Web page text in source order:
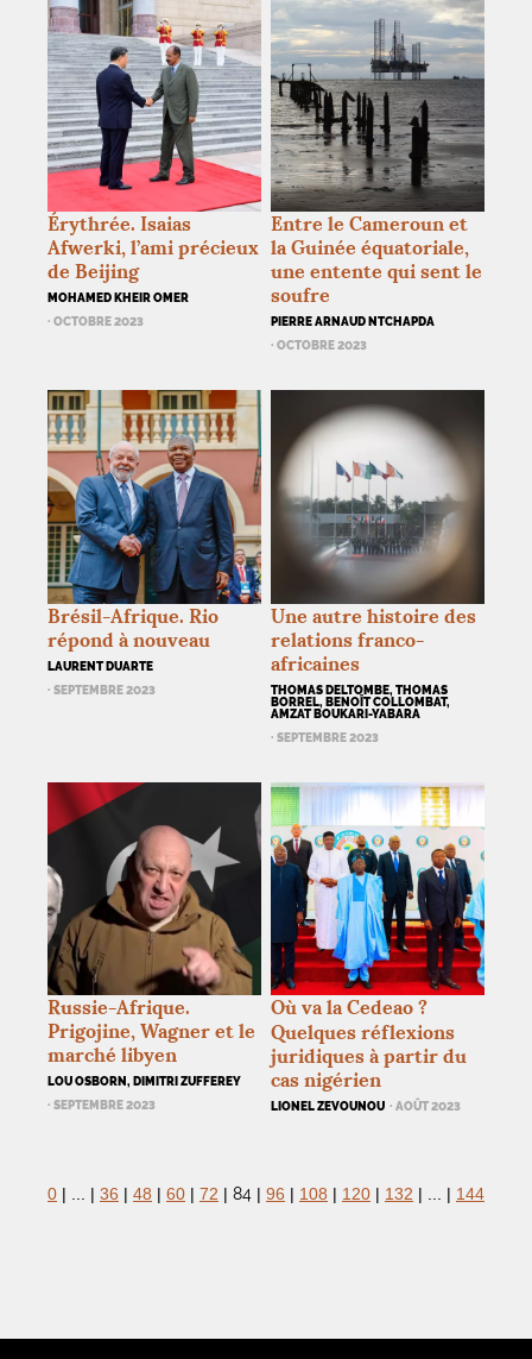
Érythrée. Isaias
Afwerki, l’ami précieux
de Beijing
MOHAMED KHEIR OMER
· OCTOBRE 2023
Entre le Cameroun et
la Guinée équatoriale,
une entente qui sent le
soufre
PIERRE ARNAUD NTCHAPDA
· OCTOBRE 2023
Brésil-Afrique. Rio
répond à nouveau
LAURENT DUARTE
· SEPTEMBRE 2023
Une autre histoire des
relations franco-
africaines
THOMAS DELTOMBE, THOMAS
BORREL, BENOÎT COLLOMBAT,
AMZAT BOUKARI-YABARA
· SEPTEMBRE 2023
Russie-Afrique.
Prigojine, Wagner et le
marché libyen
LOU OSBORN, DIMITRI ZUFFEREY
· SEPTEMBRE 2023
Où va la Cedeao ?
Quelques réflexions
juridiques à partir du
cas nigérien
LIONEL ZEVOUNOU · AOÛT 2023
0 | | 36 | 48 | 60 | 72 | 84 | 96 | 108 | 120 | 132 | | 144